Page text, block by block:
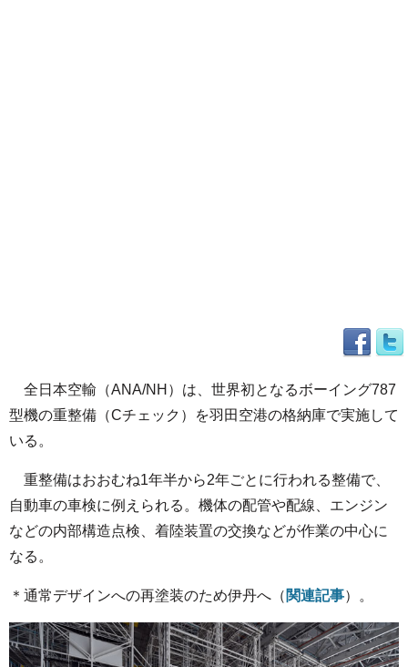
全日本空輸（ANA/NH）は、世界初となるボーイング787
型機の重整備（Cチェック）を羽田空港の格納庫で実施して
いる。
重整備はおおむね1年半から2年ごとに行われる整備で、
自動車の車検に例えられる。機体の配管や配線、エンジン
などの内部構造点検、着陸装置の交換などが作業の中心に
なる。
＊通常デザインへの再塗装のため伊丹へ（ 関連記事）。